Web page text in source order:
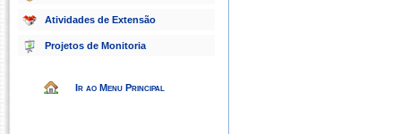
Atividades de Extensão
Projetos de Monitoria
Ir ao Menu Principal